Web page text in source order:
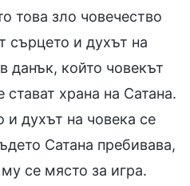
това зло човечество
сърцето и духът на
данък, който човекът
стават храна на Сатана.
духът на човека се
Сатана пребивава,
се място за игра.